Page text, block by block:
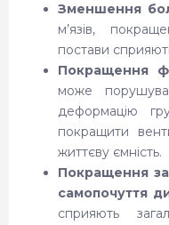
Зменшення
м’язів,
постави
Покращення
може
деформацію
покращити
життєву ємність.
Покращення
самопочуття
сприяють